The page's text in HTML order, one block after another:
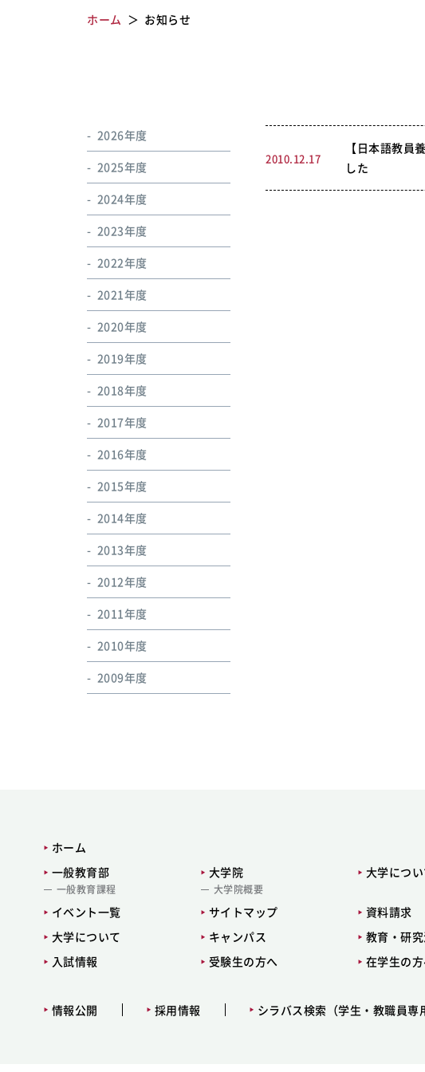
ホーム お知らせ
2010.12.17
【日本語教員
した
2026年度
2025年度
2024年度
2023年度
2022年度
2021年度
2020年度
2019年度
2018年度
2017年度
2016年度
2015年度
2014年度
2013年度
2012年度
2011年度
2010年度
2009年度
ホーム
一般教育部
一般教育課程
大学院
大学院概要
大学につ
イベント一覧 サイトマップ 資料請求
大学について
キャンパス 教育・研
入試情報
受験生の方へ 在学生の
情報公開 採用情報 シラバス検索（学生・教職員専